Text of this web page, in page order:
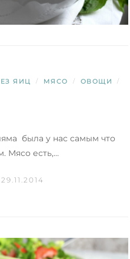
ЯИЦ / МЯСО / ОВОЩИ /
была у нас самым что
Мясо есть,…
29.11.2014